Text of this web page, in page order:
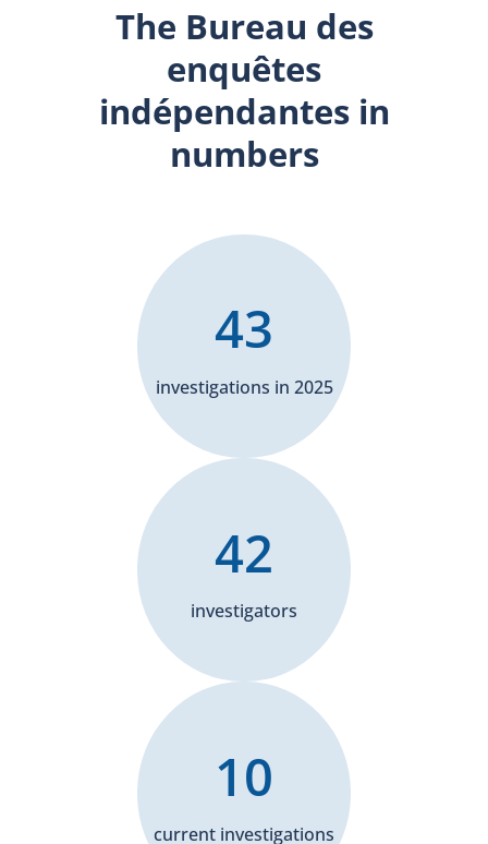
The Bureau des
enquêtes
indépendantes in
numbers
investigations in 2025
43
investigators
42
current investigations
10